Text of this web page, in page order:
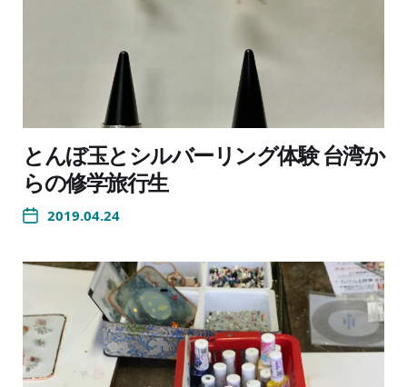
とんぼ玉とシルバーリング体験 台湾か
らの修学旅行生
2019.04.24